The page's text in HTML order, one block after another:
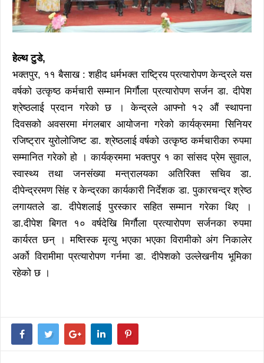
हेल्थ टुडे,
भक्तपुर, ११ बैसाख : शहीद धर्मभक्त राष्ट्रिय प्रत्यारोपण केन्द्रले यस
वर्षको उत्कृष्ठ कर्मचारी सम्मान मिर्गौला प्रत्यारोपण सर्जन डा. दीपेश
श्रेष्ठलाई प्रदान गरेको छ । केन्द्रले आफ्नो १२ औं स्थापना
दिवसको अवसरमा मंगलबार आयोजना गरेको कार्यक्रममा सिनियर
रजिष्ट्रार युरोलोजिष्ट डा. श्रेष्ठलाई वर्षको उत्कृष्ठ कर्मचारीका रुपमा
सम्मानित गरेको हो । कार्यक्रममा भक्तपुर १ का सांसद प्रेम सुवाल,
स्वास्थ्य तथा जनसंख्या मन्त्रालयका अतिरिक्त सचिव डा.
दीपेन्द्ररमण सिंह र केन्द्रका कार्यकारी निर्देशक डा. पुकारचन्द्र श्रेष्ठ
लगायतले डा. दीपेशलाई पुरस्कार सहित सम्मान गरेका थिए ।
डा.दीपेश बिगत १० वर्षदेखि मिर्गौला प्रत्यारोपण सर्जनका रुपमा
कार्यरत छन् । मष्तिस्क मृत्यु भएका भएका विरामीको अंग निकालेर
अर्को विरामीमा प्रत्यारोपण गर्नमा डा. दीपेशको उल्लेखनीय भूमिका
रहेको छ ।